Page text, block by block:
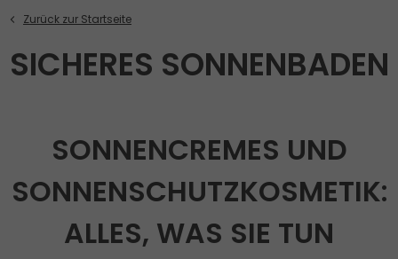
SICHERES SONNENBADEN
SONNENCREMES UND
SONNENSCHUTZKOSMETIK:
ALLES, WAS SIE TUN